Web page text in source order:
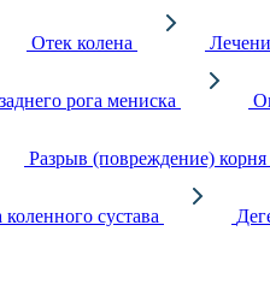
Отек колена
рога мениска
Разрыв (повреждение)
сустава